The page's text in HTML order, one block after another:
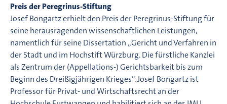
Preis der Peregrinus-Stiftung
Josef Bongartz erhielt den Preis der Peregrinus-Stiftung für
seine herausragenden wissenschaftlichen Leistungen,
namentlich für seine Dissertation „Gericht und Verfahren in
der Stadt und im Hochstift Würzburg. Die fürstliche Kanzlei
als Zentrum der (Appellations-) Gerichtsbarkeit bis zum
Beginn des Dreißigjährigen Krieges“. Josef Bongartz ist
Professor für Privat- und Wirtschaftsrecht an der